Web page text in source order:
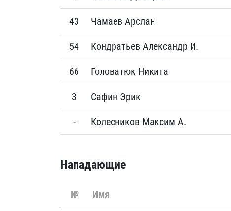
43 Чамаев Арслан
54 Кондратьев Александр И.
66 Головатюк Никита
3 Сафин Эрик
- Колесников Максим А.
Нападающие
№ Имя